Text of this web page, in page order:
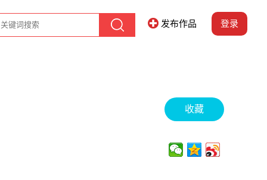
发布作品 登录
收藏